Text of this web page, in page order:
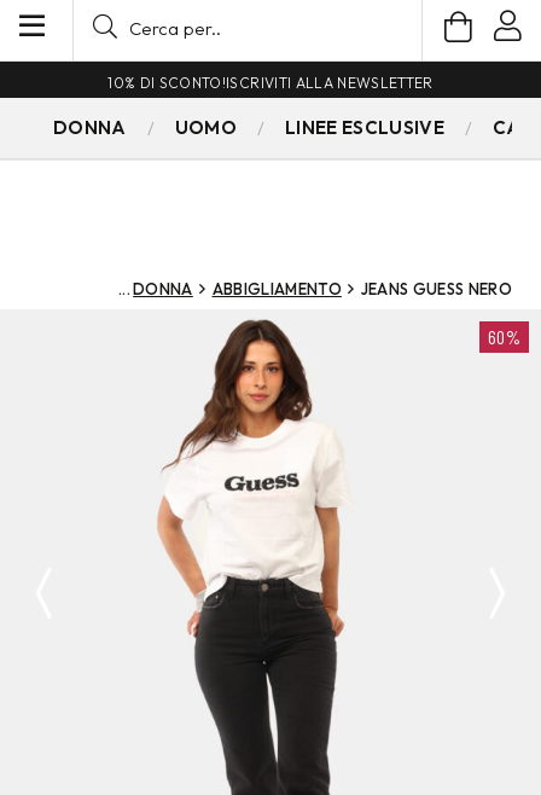
10% DI SCONTO!ISCRIVITI ALLA NEWSLETTER
DONNA UOMO LINEE ESCLUSIVE
DONNA ABBIGLIAMENTO JEANS GUESS NERO
60%